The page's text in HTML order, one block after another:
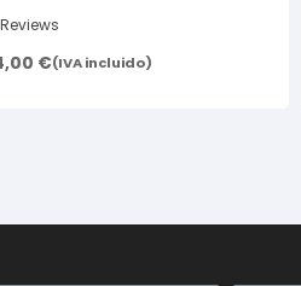
€(IVA incluido)